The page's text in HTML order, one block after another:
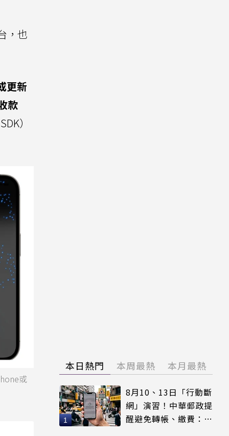
，也
更新
款
）
或
本日熱門 本周最熱 本月最熱
8月10、13日「行動斷
網」演習！中華郵政提
醒避免轉帳、繳費：務